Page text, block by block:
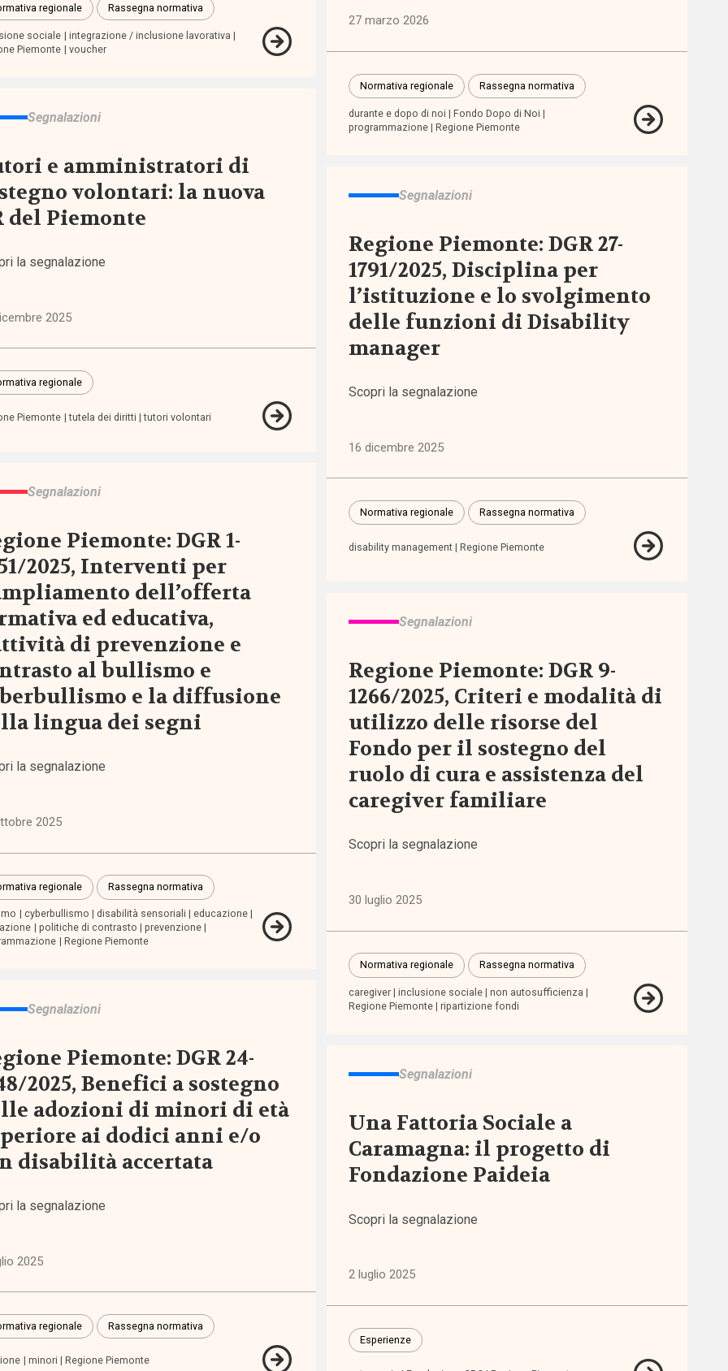
regionale Rassegna normativa
sociale
integrazione / inclusione lavorativa
Piemonte
voucher
27 marzo 2026
Normativa regionale Rassegna normativa
durante e dopo di noi
Fondo Dopo di Noi
programmazione
Regione Piemonte
Segnalazioni
e amministratori di
volontari: la nuova
del Piemonte
la segnalazione
2025
regionale
Piemonte tutela dei diritti tutori volontari
Segnalazioni
Regione Piemonte: DGR 27-
1791/2025, Disciplina per
l’istituzione e lo svolgimento
delle funzioni di Disability
manager
Scopri la segnalazione
16 dicembre 2025
Normativa regionale Rassegna normativa
disability management Regione Piemonte
Segnalazioni
Piemonte: DGR 1-
2025, Interventi per
dell’offerta
ed educativa,
di prevenzione e
al bullismo e
e la diffusione
lingua dei segni
la segnalazione
2025
regionale Rassegna normativa
cyberbullismo disabilità sensoriali
educazione
politiche di contrasto
prevenzione
Regione Piemonte
Segnalazioni
Regione Piemonte: DGR 9-
1266/2025, Criteri e modalità di
utilizzo delle risorse del
Fondo per il sostegno del
ruolo di cura e assistenza del
caregiver familiare
Scopri la segnalazione
30 luglio 2025
Normativa regionale Rassegna normativa
caregiver inclusione sociale
non autosufficienza
Regione Piemonte
ripartizione fondi
Segnalazioni
Piemonte: DGR 24-
2025, Benefici a sostegno
adozioni di minori di età
ai dodici anni e/o
disabilità accertata
la segnalazione
2025
regionale Rassegna normativa
minori Regione Piemonte
Segnalazioni
Una Fattoria Sociale a
Caramagna: il progetto di
Fondazione Paideia
Scopri la segnalazione
2 luglio 2025
Esperienze